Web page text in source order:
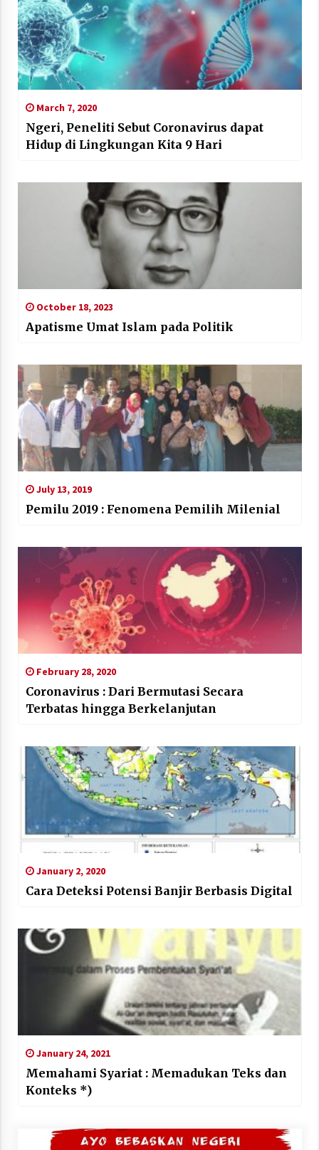
March 7, 2020
Ngeri, Peneliti Sebut Coronavirus dapat
Hidup di Lingkungan Kita 9 Hari
October 18, 2023
Apatisme Umat Islam pada Politik
July 13, 2019
Pemilu 2019 : Fenomena Pemilih Milenial
February 28, 2020
Coronavirus : Dari Bermutasi Secara
Terbatas hingga Berkelanjutan
January 2, 2020
Cara Deteksi Potensi Banjir Berbasis Digital
January 24, 2021
Memahami Syariat : Memadukan Teks dan
Konteks *)